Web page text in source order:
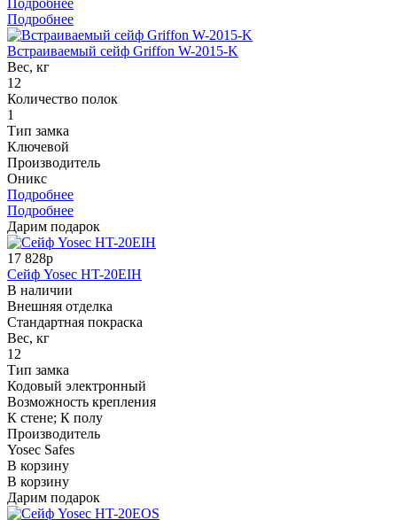
Подробнее
Встраиваемый сейф Griffon W-2015-K
Вес, кг
12
Количество полок
1
Тип замка
Ключевой
Производитель
Оникс
Подробнее
Подробнее
Дарим подарок
17 828р
Сейф Yosec HT-20EIH
В наличии
Внешняя отделка
Стандартная покраска
Вес, кг
12
Тип замка
Кодовый электронный
Возможность крепления
К стене; К полу
Производитель
Yosec Safes
В корзину
В корзину
Дарим подарок